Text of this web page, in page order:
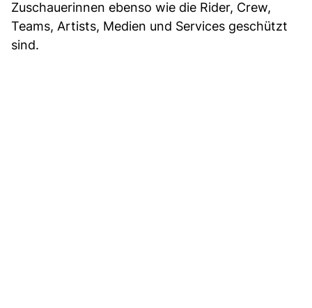
Zuschauerinnen ebenso wie die Rider, Crew,
Teams, Artists, Medien und Services geschützt
sind.